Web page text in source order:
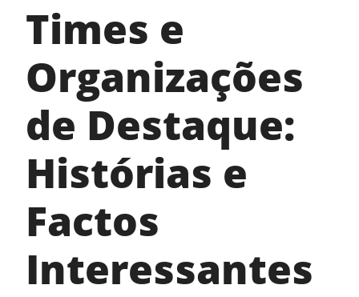
Times e
Organizações
de Destaque:
Histórias e
Factos
Interessantes